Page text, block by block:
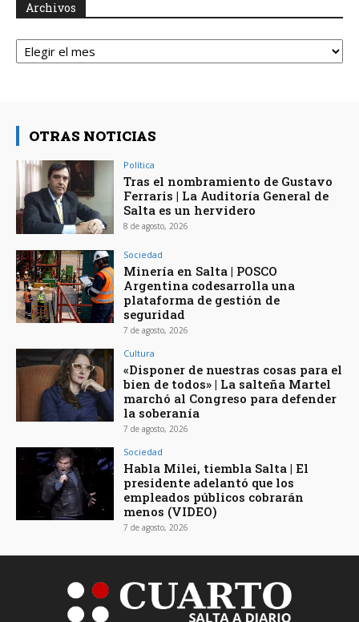
Archivos
Archivos
OTRAS NOTICIAS
Política
Tras el nombramiento de Gustavo
Ferraris | La Auditoría General de
Salta es un hervidero
8 de agosto, 2026
Sociedad
Minería en Salta | POSCO
Argentina codesarrolla una
plataforma de gestión de
seguridad
7 de agosto, 2026
Cultura
«Disponer de nuestras cosas para el
bien de todos» | La salteña Martel
marchó al Congreso para defender
la soberanía
7 de agosto, 2026
Sociedad
Habla Milei, tiembla Salta | El
presidente adelantó que los
empleados públicos cobrarán
menos (VIDEO)
7 de agosto, 2026